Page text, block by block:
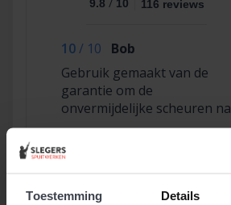
Toestemming Details
9.8 10 116 reviews
10/ 10
Bob
Gebruik gemaakt van de
garantie om de
onvermijdelijke scheuren na
2,5 jaar te laten repareren
en dat hebben ze super
netjes gedaan!